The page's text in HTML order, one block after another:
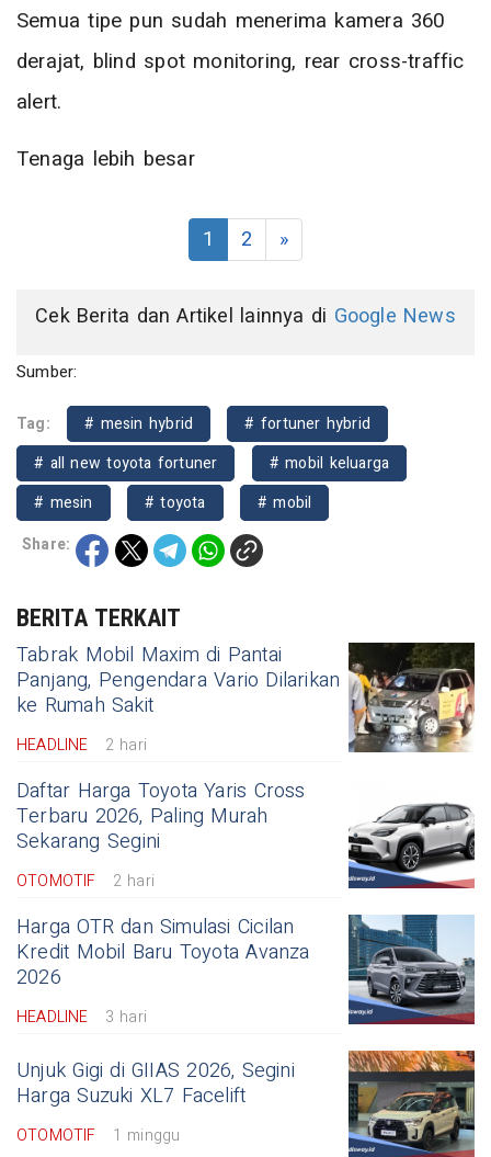
Semua tipe pun sudah menerima kamera 360
derajat, blind spot monitoring, rear cross-traffic
alert.
Tenaga lebih besar
1 2 »
Cek Berita dan Artikel lainnya di Google News
Sumber:
Tag: # mesin hybrid
# fortuner hybrid
# all new toyota fortuner
# mobil keluarga
# mesin
# toyota
# mobil
Share:
BERITA TERKAIT
Tabrak Mobil Maxim di Pantai
Panjang, Pengendara Vario Dilarikan
ke Rumah Sakit
HEADLINE 2 hari
Daftar Harga Toyota Yaris Cross
Terbaru 2026, Paling Murah
Sekarang Segini
OTOMOTIF 2 hari
Harga OTR dan Simulasi Cicilan
Kredit Mobil Baru Toyota Avanza
2026
HEADLINE 3 hari
Unjuk Gigi di GIIAS 2026, Segini
Harga Suzuki XL7 Facelift
OTOMOTIF 1 minggu